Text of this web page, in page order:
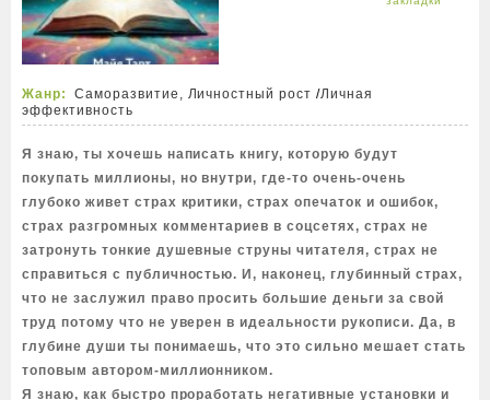
Жанр: Саморазвитие, Личностный рост /Личная
эффективность
Я знаю, ты хочешь написать книгу, которую будут
покупать миллионы, но внутри, где-то очень-очень
глубоко живет страх критики, страх опечаток и ошибок,
страх разгромных комментариев в соцсетях, страх не
затронуть тонкие душевные струны читателя, страх не
справиться с публичностью. И, наконец, глубинный страх,
что не заслужил право просить большие деньги за свой
труд потому что не уверен в идеальности рукописи. Да, в
глубине души ты понимаешь, что это сильно мешает стать
топовым автором-миллионником.
Я знаю, как быстро проработать негативные установки и